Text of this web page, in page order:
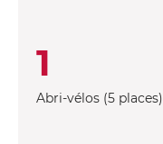
1
Abri-vélos (5 places)